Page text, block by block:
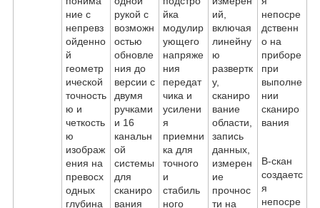
B-скан
создаетс
я
непосре